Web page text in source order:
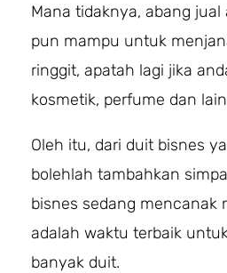
Mana tidaknya, abang
pun mampu untuk
ringgit, apatah lagi jika
kosmetik, perfume dan
Oleh itu, dari duit bisnes
bolehlah tambahkan
bisnes sedang mencanak
adalah waktu terbaik
banyak duit.